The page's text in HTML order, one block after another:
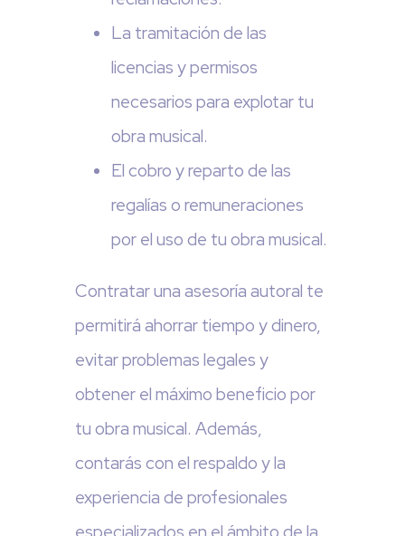
La tramitación de las
licencias y permisos
necesarios para explotar tu
obra musical.
El cobro y reparto de las
regalías o remuneraciones
por el uso de tu obra musical.
Contratar una asesoría autoral te
permitirá ahorrar tiempo y dinero,
evitar problemas legales y
obtener el máximo beneficio por
tu obra musical. Además,
contarás con el respaldo y la
experiencia de profesionales